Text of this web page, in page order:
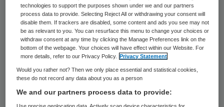
houden voor kwetsbare groepen”,
aldus Bergkamp tijdens het
verkiezingszorgdebat dat de gezamenlijke
beroeps- en brancheverenigingen vorige
week in Den Haag hielden. “Er komt zoveel
op mensen af dat ze door de bomen het bos
niet meer zien, dus communicatie vind ik
technologies to support the purposes shown under we and our partners
process data to provide. Selecting Reject All or withdrawing your consent will
disable them. If trackers are disabled, some content and ads you see may not
be as relevant to you. You can resurface this menu to change your choices or
withdraw consent at any time by clicking the Manage Preferences link on the
bottom of the webpage. Your choices will have effect within our Website. For
more details, refer to our Privacy Policy.
Privacy Statement
Would you rather not? Then we only place essential and statistical cookies,
these do not record any data about you as a person
We and our partners process data to provide:
Use precise geolocation data. Actively scan device characteristics for